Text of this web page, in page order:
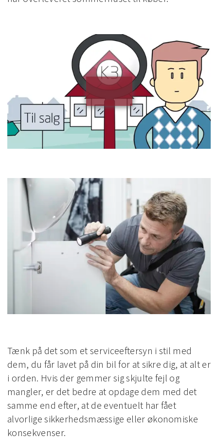
Tænk på det som et serviceeftersyn i stil med
dem, du får lavet på din bil for at sikre dig, at alt er
i orden. Hvis der gemmer sig skjulte fejl og
mangler, er det bedre at opdage dem med det
samme end efter, at de eventuelt har fået
alvorlige sikkerhedsmæssige eller økonomiske
konsekvenser.